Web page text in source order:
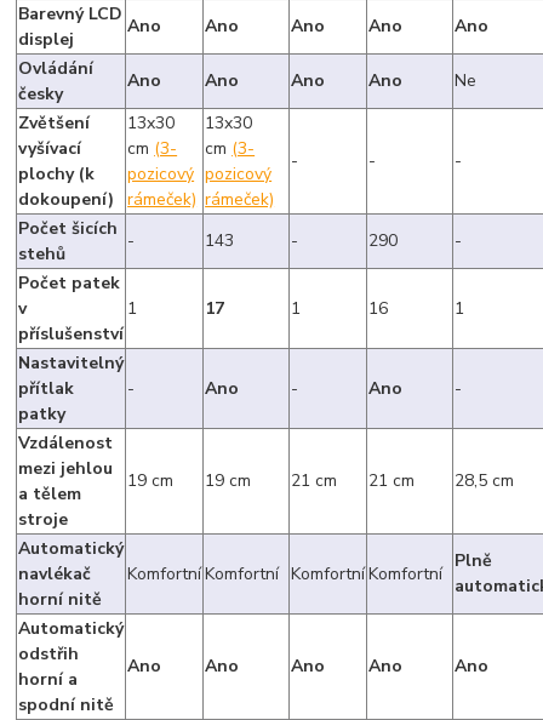
Barevný LCD
displej
Ano Ano Ano Ano
Ano
Ovládání
česky
Ano Ano Ano Ano
Ne
Zvětšení
vyšívací
plochy (k
dokoupení)
13x30
cm (3-
pozicový
rámeček)
13x30
cm (3-
pozicový
rámeček)
- - -
Počet šicích
stehů
- 143 - 290
-
Počet patek
v
příslušenství
1 17 1 16 1
Nastavitelný
přítlak
patky
- Ano - Ano -
Vzdálenost
mezi jehlou
a tělem
stroje
19 cm 19 cm 21 cm 21 cm 28,5 cm
Automatický
navlékač
horní nitě
KomfortníKomfortní KomfortníKomfortní
Plně
Automatický
odstřih
horní a
spodní nitě
Ano Ano Ano Ano Ano